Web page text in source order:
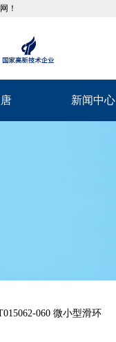
！
新闻中心
060 微小型滑环